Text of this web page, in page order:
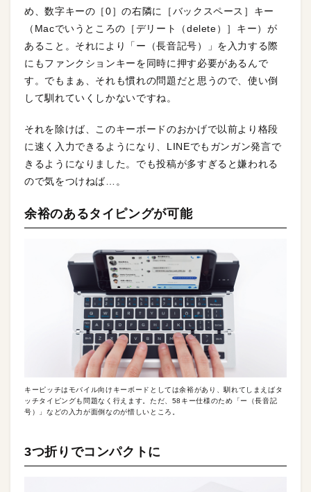
め、数字キーの［0］の右隣に［バックスペース］キー
（Macでいうところの［デリート（delete）］キー）が
あること。それにより「ー（長音記号）」を入力する際
にもファンクションキーを同時に押す必要があるんで
す。でもまぁ、それも慣れの問題だと思うので、使い倒
して馴れていくしかないですね。
それを除けば、このキーボードのおかげで以前より格段
に速く入力できるようになり、LINEでもガンガン発言で
きるようになりました。でも投稿が多すぎると嫌われる
ので気をつけねば…。
余裕のあるタイピングが可能
キーピッチはモバイル向けキーボードとしては余裕があり、馴れてしまえばタ
ッチタイピングも問題なく行えます。ただ、58キー仕様のため「ー（長音記
号）」などの入力が面倒なのが惜しいところ。
3つ折りでコンパクトに